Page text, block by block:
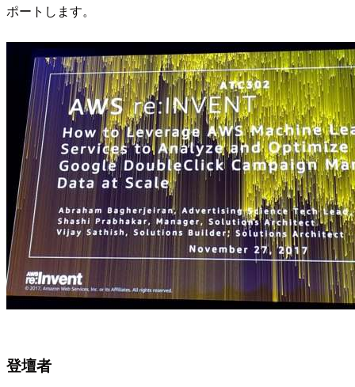
ポートします。
登壇者